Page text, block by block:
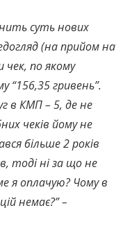
суть нових
(на прийом на
чек, по якому
“156,35 гривень”.
в КМП – 5, де не
чеків йому не
більше 2 років
тоді ні за що не
я оплачую? Чому в
немає?” –